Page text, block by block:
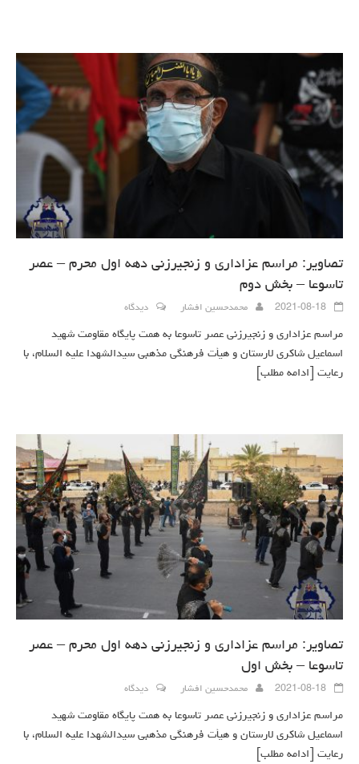
تصاویر: مراسم عزاداری و زنجیرزنی دهه اول محرم – عصر
تاسوعا – بخش دوم
2021-08-18 محمدحسین افشار دیدگاه
مراسم عزاداری و زنجیرزنی عصر تاسوعا به همت پایگاه مقاومت شهید
اسماعیل شاکری لارستان و هیأت فرهنگی مذهبی سیدالشهدا علیه السلام، با
رعایت
[ادامه مطلب]
تصاویر: مراسم عزاداری و زنجیرزنی دهه اول محرم – عصر
تاسوعا – بخش اول
2021-08-18 محمدحسین افشار دیدگاه
مراسم عزاداری و زنجیرزنی عصر تاسوعا به همت پایگاه مقاومت شهید
اسماعیل شاکری لارستان و هیأت فرهنگی مذهبی سیدالشهدا علیه السلام، با
رعایت
[ادامه مطلب]